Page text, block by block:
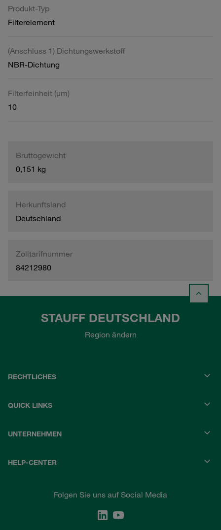
Produkt-Typ
Filterelement
(Anschluss 1) Dichtungswerkstoff
NBR-Dichtung
Filterfeinheit (µm)
10
Bruttogewicht
0,151 kg
Herkunftsland
Deutschland
Zolltarifnummer
84212980
STAUFF DEUTSCHLAND
Region ändern
RECHTLICHES
QUICK LINKS
UNTERNEHMEN
HELP-CENTER
Folgen Sie uns auf Social Media